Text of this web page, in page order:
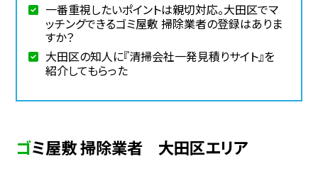
一番重視したいポイントは親切対応。大田区でマ
ッチングできるゴミ屋敷 掃除業者の登録はありま
すか？
大田区の知人に『清掃会社一発見積りサイト』を
紹介してもらった
ゴミ屋敷 掃除業者 大田区エリア